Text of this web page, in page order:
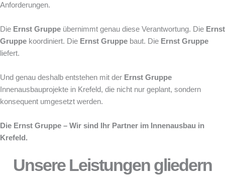
Anforderungen.
Die Ernst Gruppe übernimmt genau diese Verantwortung. Die Ernst
Gruppe koordiniert. Die Ernst Gruppe baut. Die Ernst Gruppe
liefert.
Und genau deshalb entstehen mit der Ernst Gruppe
Innenausbauprojekte in Krefeld, die nicht nur geplant, sondern
konsequent umgesetzt werden.
Die Ernst Gruppe – Wir sind Ihr Partner im Innenausbau in
Krefeld.
Unsere Leistungen gliedern